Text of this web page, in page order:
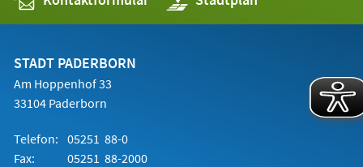
in
einem
STADT PADERBORN
Am Hoppenhof 33
33104 Paderborn
Telefon: 05251 88-0
Fax:
05251 88-2000